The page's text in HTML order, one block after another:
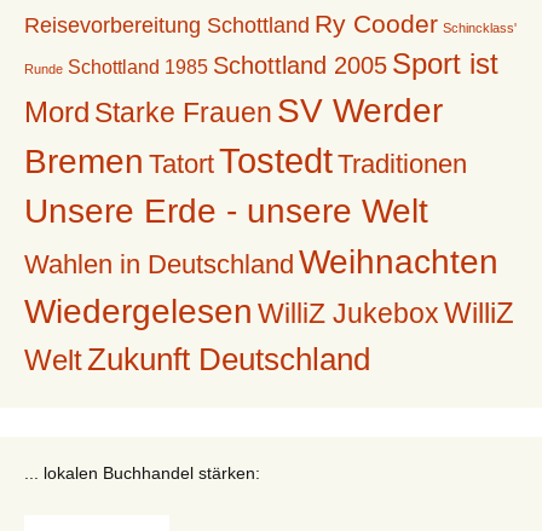
Reisevorbereitung Schottland Ry Cooder Schincklass'
Runde Schottland 1985 Schottland 2005 Sport ist
Mord Starke Frauen SV Werder
Bremen TatortTostedtTraditionen
Unsere Erde - unsere Welt
Wahlen in Deutschland Weihnachten
Wiedergelesen WilliZ Jukebox WilliZ
WeltZukunft Deutschland
... lokalen Buchhandel stärken: